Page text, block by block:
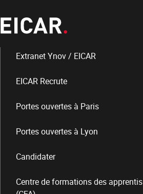
Extranet Ynov / EICAR
EICAR Recrute
Portes ouvertes à Paris
Portes ouvertes à Lyon
Candidater
Centre de formations des apprentis